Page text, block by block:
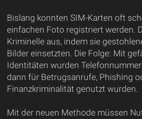
Bislang konnten SIM-Karten oft
einfachen Foto registriert werden.
Kriminelle aus, indem sie
Bilder einsetzten. Die Folge: Mit
Identitäten wurden
dann für Betrugsanrufe, Phishing
Finanzkriminalität genutzt wurden.
Mit der neuen Methode müssen